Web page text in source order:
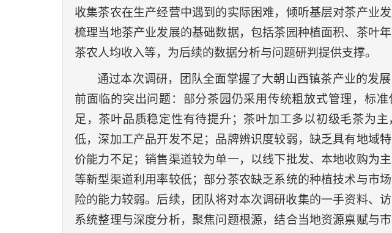
收集茶农在生产经营中遇到的实际困难，倾听基层对茶产业
梳理当地茶产业发展的基础数据，包括茶园种植面积、茶叶年
茶农人均收入等，为后续的数据分析与问题研判提供支撑。
通过本次调研，团队全面掌握了大朝山西镇茶产业的发
前面临的突出问题：部分茶园仍采用传统粗放式管理，标
足，茶叶品质稳定性有待提升；茶叶加工多以初级毛茶为
低，深加工产品开发不足；品牌辨识度较弱，缺乏具有地域
价能力不足；销售渠道较为单一，以线下批发、本地收购为
等新型渠道利用率较低；部分茶农缺乏系统的种植技术与市
险的能力较弱。 后续，团队将对本次调研收集的一手资料、
系统整理与深度分析，聚焦问题根源，结合当地资源禀赋与